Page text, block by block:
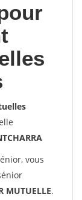
vous
MUTUELLE.